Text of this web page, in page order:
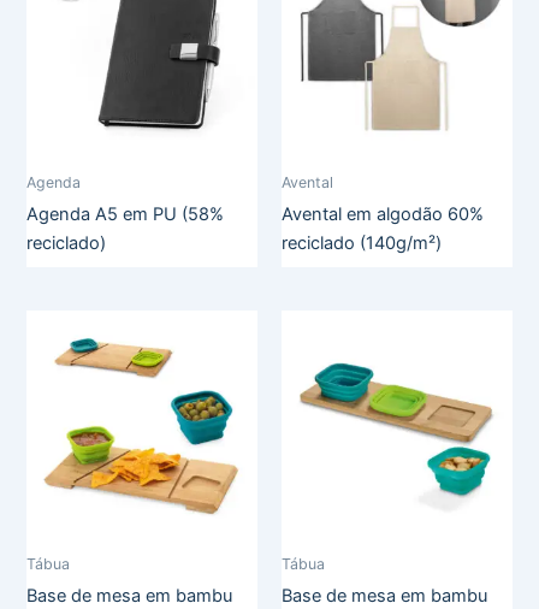
Agenda
Agenda A5 em PU (58%
reciclado)
Avental
Avental em algodão 60%
reciclado (140g/m²)
Tábua
Base de mesa em bambu
Tábua
Base de mesa em bambu